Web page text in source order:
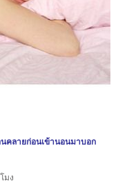
คลายก่อนเข้านอนมาบอก
มง